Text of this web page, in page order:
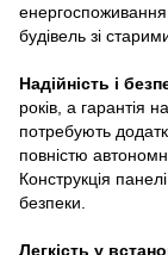
будівель зі
Надійність і
років, а гарантія
потребують
повністю
Конструкція
безпеки.
Легкість у